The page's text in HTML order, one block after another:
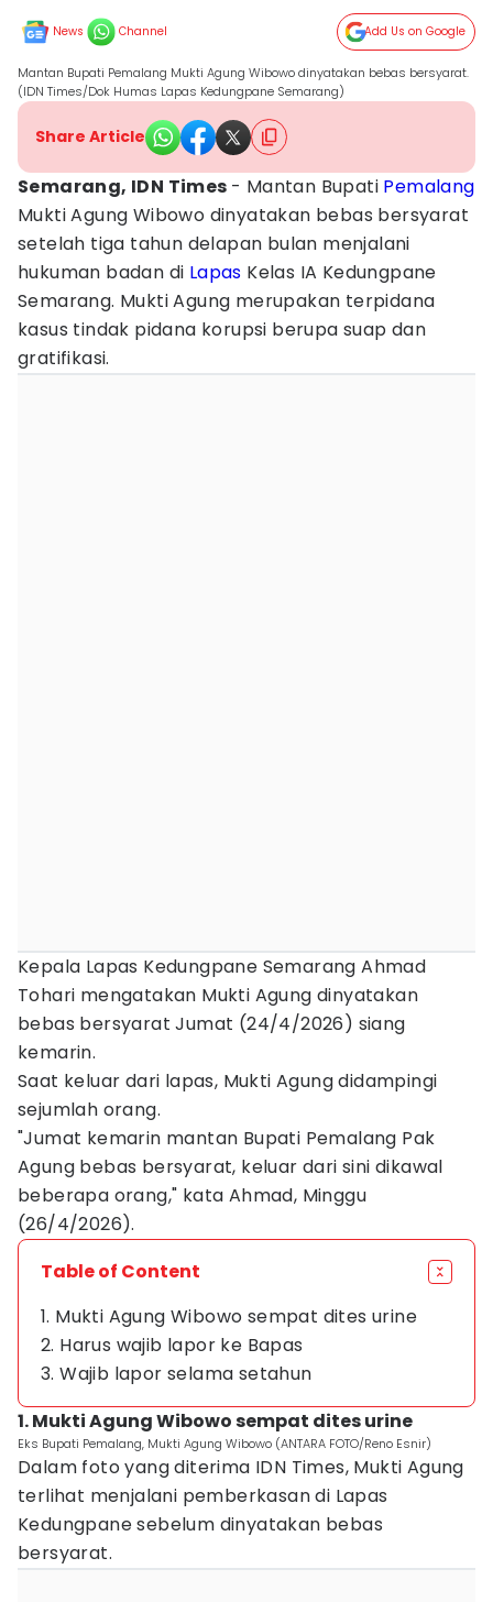
News Channel Add Us on Google
Mantan Bupati Pemalang Mukti Agung Wibowo dinyatakan bebas bersyarat.
(IDN Times/Dok Humas Lapas Kedungpane Semarang)
Share Article
Semarang, IDN Times - Mantan Bupati Pemalang
Mukti Agung Wibowo dinyatakan bebas bersyarat
setelah tiga tahun delapan bulan menjalani
hukuman badan di Lapas Kelas IA Kedungpane
Semarang. Mukti Agung merupakan terpidana
kasus tindak pidana korupsi berupa suap dan
gratifikasi.
Kepala Lapas Kedungpane Semarang Ahmad
Tohari mengatakan Mukti Agung dinyatakan
bebas bersyarat Jumat (24/4/2026) siang
kemarin.
Saat keluar dari lapas, Mukti Agung didampingi
sejumlah orang.
"Jumat kemarin mantan Bupati Pemalang Pak
Agung bebas bersyarat, keluar dari sini dikawal
beberapa orang," kata Ahmad, Minggu
(26/4/2026).
Table of Content
1. Mukti Agung Wibowo sempat dites urine
2. Harus wajib lapor ke Bapas
3. Wajib lapor selama setahun
1. Mukti Agung Wibowo sempat dites urine
Eks Bupati Pemalang, Mukti Agung Wibowo (ANTARA FOTO/Reno Esnir)
Dalam foto yang diterima IDN Times, Mukti Agung
terlihat menjalani pemberkasan di Lapas
Kedungpane sebelum dinyatakan bebas
bersyarat.